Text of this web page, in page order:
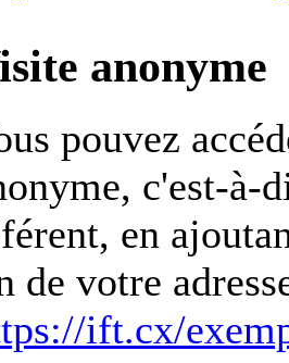
anonyme
pouvez
c'est-à-
en
de votre
ift.cx/